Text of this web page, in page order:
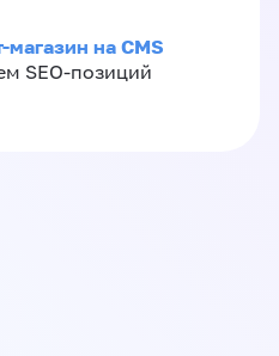
на CMS
SEO-позиций